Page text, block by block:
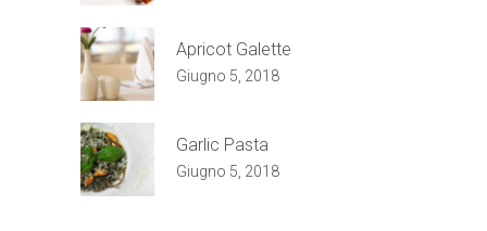
Apricot Galette
Giugno 5, 2018
Garlic Pasta
Giugno 5, 2018